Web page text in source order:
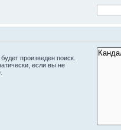
произведен поиск.
если вы не